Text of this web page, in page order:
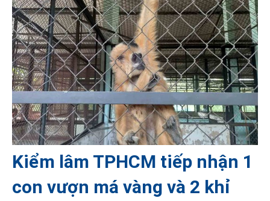
Kiểm lâm TPHCM tiếp nhận 1
con vượn má vàng và 2 khỉ